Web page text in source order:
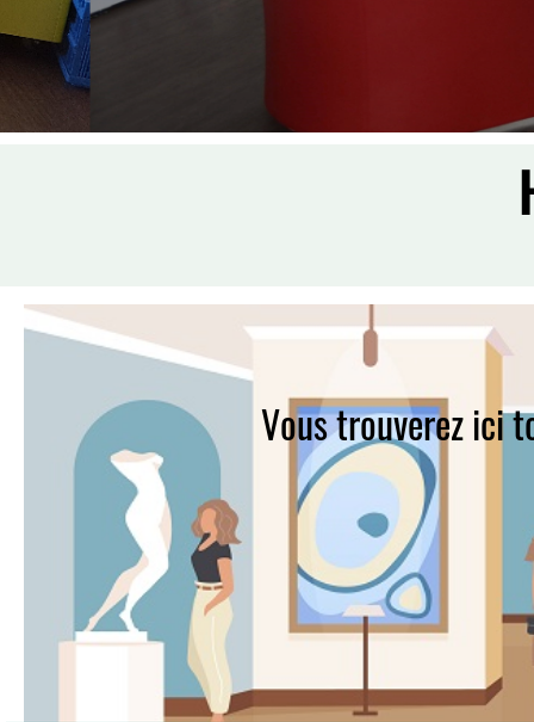
Vous trouverez ici